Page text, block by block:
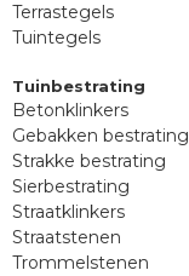
Terrastegels
Tuintegels
Tuinbestrating
Betonklinkers
Gebakken bestrating
Strakke bestrating
Sierbestrating
Straatklinkers
Straatstenen
Trommelstenen